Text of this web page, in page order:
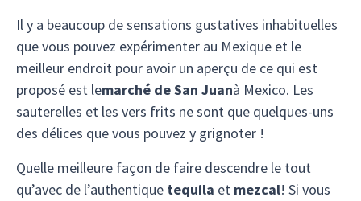
Il y a beaucoup de sensations gustatives inhabituelles
que vous pouvez expérimenter au Mexique et le
meilleur endroit pour avoir un aperçu de ce qui est
proposé est lemarché de San Juanà Mexico. Les
sauterelles et les vers frits ne sont que quelques-uns
des délices que vous pouvez y grignoter !
Quelle meilleure façon de faire descendre le tout
qu’avec de l’authentique tequila et mezcal! Si vous